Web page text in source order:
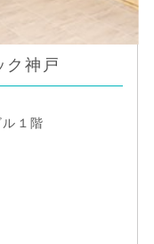
ク神戸
１階